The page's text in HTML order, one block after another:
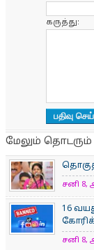
கருத்து:
மேலும்
சனி 8,
16
சனி 8,